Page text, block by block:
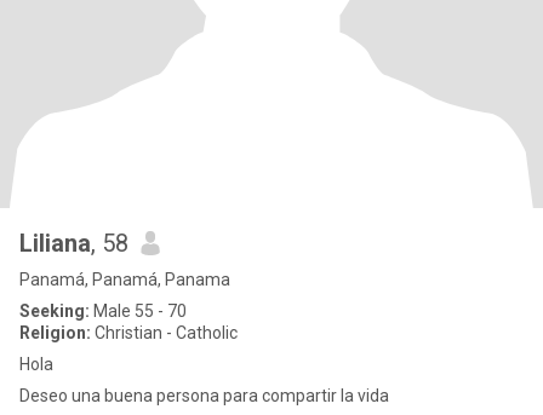
Liliana, 58
Panamá, Panamá, Panama
Seeking: Male 55 - 70
Religion: Christian - Catholic
Hola
Deseo una buena persona para compartir la vida